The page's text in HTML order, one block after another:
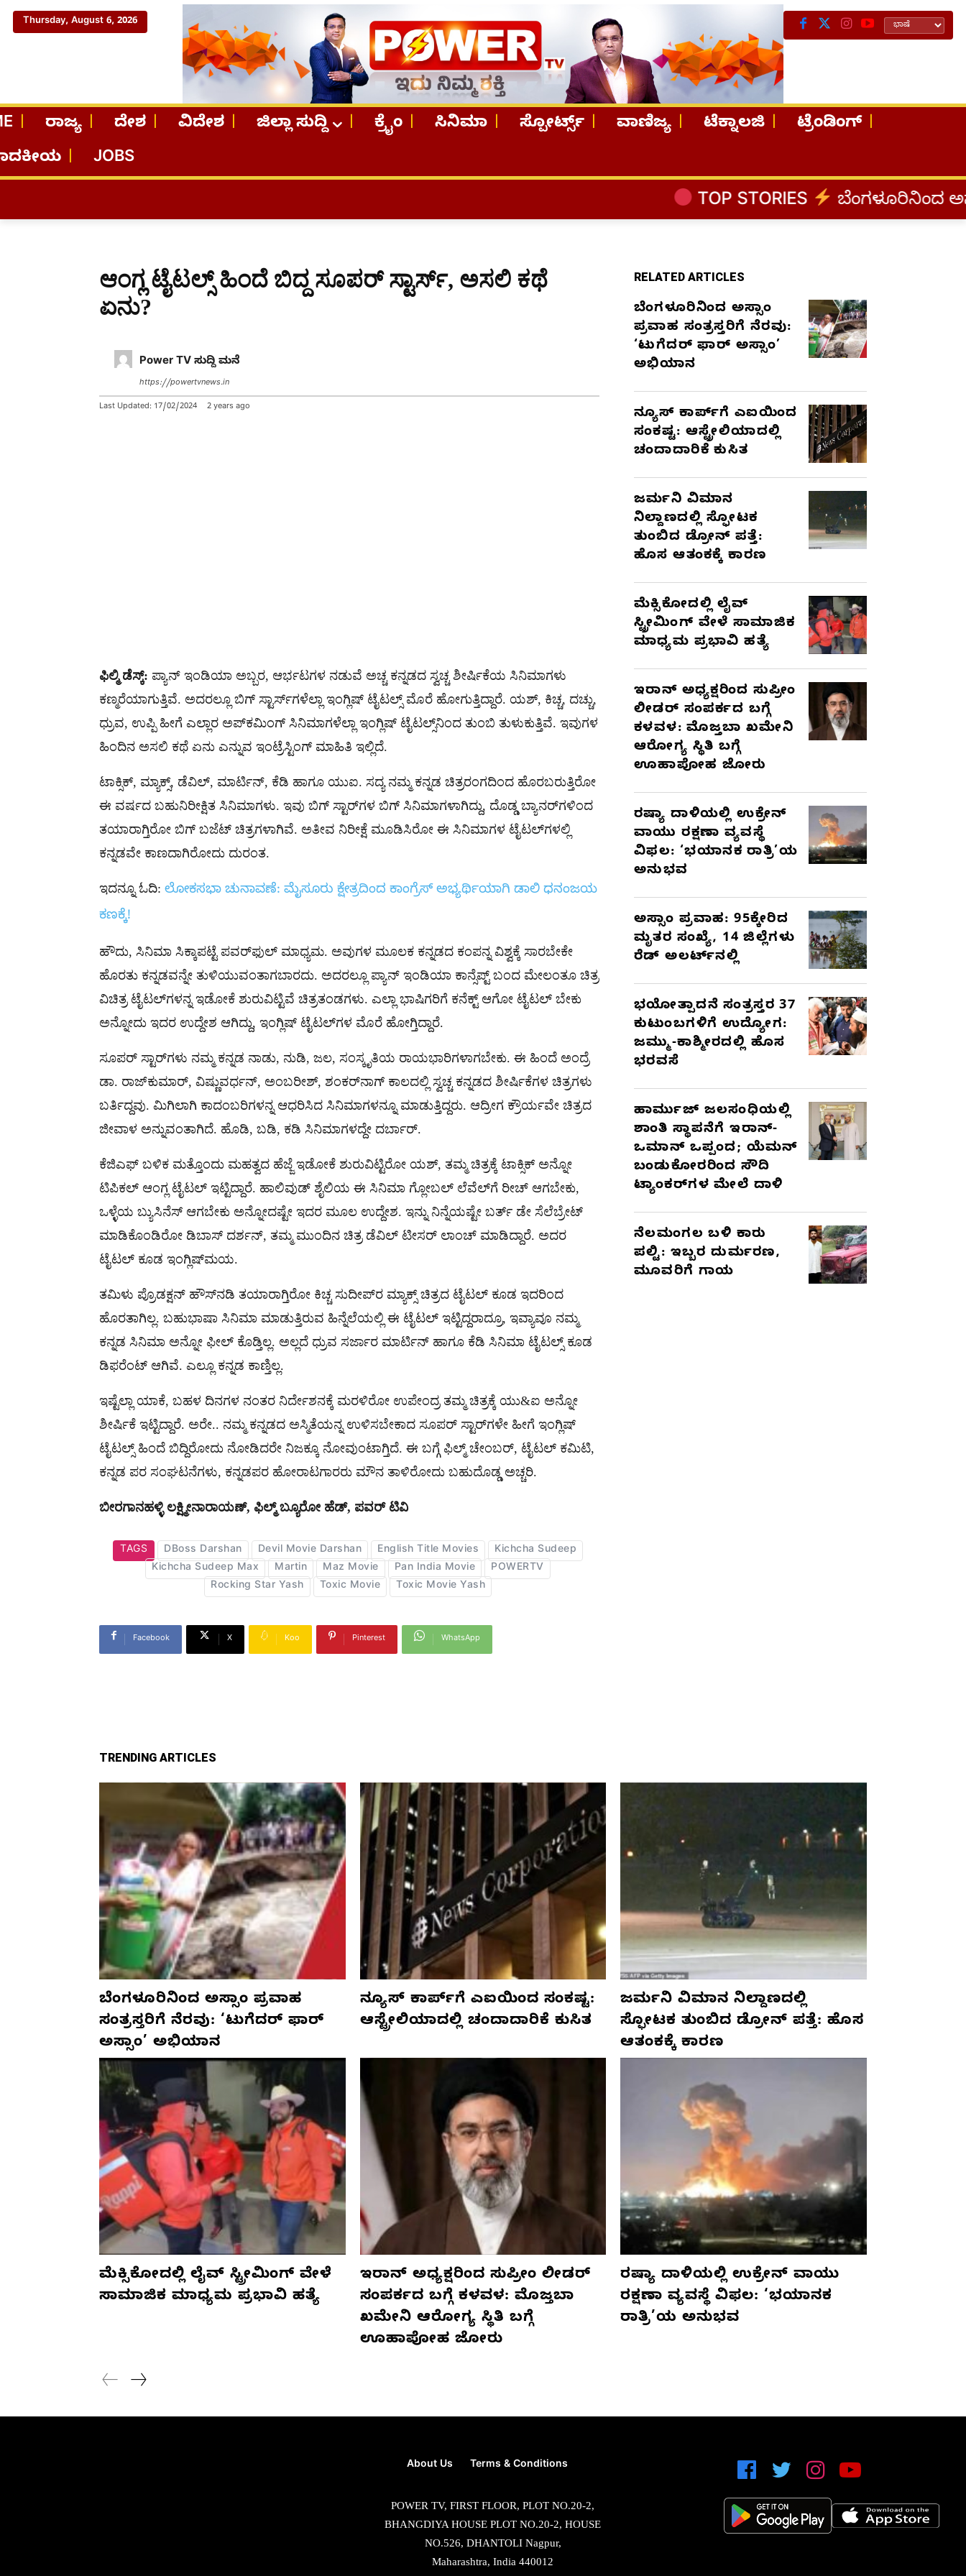
Thursday, August 6, 2026
ರಾಜ್ಯ ದೇಶ ವಿದೇಶ ಜಿಲ್ಲಾ ಸುದ್ದಿ ಕ್ರೈಂ ಸಿನಿಮಾ ಸ್ಪೋರ್ಟ್ಸ್ ವಾಣಿಜ್ಯ ಟೆಕ್ನಾಲಜಿ
ಟ್ರೆಂಡಿಂಗ್
JOBS
TOP STORIES ಬೆಂಗಳೂರಿನಿಂದ ಅಸ್ಸಾಂ ಪ್ರವಾಹ
ಆಂಗ್ಲ ಟೈಟಲ್ಸ್ ಹಿಂದೆ ಬಿದ್ದ ಸೂಪರ್ ಸ್ಟಾರ್ಸ್​, ಅಸಲಿ ಕಥೆ
ಏನು?
Power TV ಸುದ್ದಿ ಮನೆ
https://powertvnews.in
Last Updated: 17/02/2024 2 years ago
ಫಿಲ್ಮಿ ಡೆಸ್ಕ್​: ಪ್ಯಾನ್ ಇಂಡಿಯಾ ಅಬ್ಬರ, ಆರ್ಭಟಗಳ ನಡುವೆ ಅಚ್ಚ ಕನ್ನಡದ ಸ್ವಚ್ಚ ಶೀರ್ಷಿಕೆಯ ಸಿನಿಮಾಗಳು
ಕಣ್ಮರೆಯಾಗುತ್ತಿವೆ. ಅದರಲ್ಲೂ ಬಿಗ್ ಸ್ಟಾರ್ಸ್​ಗಳೆಲ್ಲಾ ಇಂಗ್ಲಿಷ್ ಟೈಟಲ್ಸ್ ಮೊರೆ ಹೋಗುತ್ತಿದ್ದಾರೆ. ಯಶ್, ಕಿಚ್ಚ, ದಚ್ಚು,
ಧ್ರುವ, ಉಪ್ಪಿ ಹೀಗೆ ಎಲ್ಲಾರ ಅಪ್​ಕಮಿಂಗ್ ಸಿನಿಮಾಗಳೆಲ್ಲಾ ಇಂಗ್ಲಿಷ್ ಟೈಟಲ್ಸ್​ನಿಂದ ತುಂಬಿ ತುಳುಕುತ್ತಿವೆ. ಇವುಗಳ
ಹಿಂದಿನ ಅಸಲಿ ಕಥೆ ಏನು ಎನ್ನುವ ಇಂಟ್ರೆಸ್ಟಿಂಗ್​ ಮಾಹಿತಿ ಇಲ್ಲಿದೆ.
ಟಾಕ್ಸಿಕ್, ಮ್ಯಾಕ್ಸ್, ಡೆವಿಲ್, ಮಾರ್ಟಿನ್, ಕೆಡಿ ಹಾಗೂ ಯುಐ. ಸದ್ಯ ನಮ್ಮ ಕನ್ನಡ ಚಿತ್ರರಂಗದಿಂದ ಹೊರಬರುತ್ತಿರೋ
ಈ ವರ್ಷದ ಬಹುನಿರೀಕ್ಷಿತ ಸಿನಿಮಾಗಳು. ಇವು ಬಿಗ್ ಸ್ಟಾರ್​ಗಳ ಬಿಗ್ ಸಿನಿಮಾಗಳಾಗಿದ್ದು, ದೊಡ್ಡ ಬ್ಯಾನರ್​​ಗಳಿಂದ
ತಯಾರಾಗ್ತಿರೋ ಬಿಗ್ ಬಜೆಟ್ ಚಿತ್ರಗಳಾಗಿವೆ. ಅತೀವ ನಿರೀಕ್ಷೆ ಮೂಡಿಸಿರೋ ಈ ಸಿನಿಮಾಗಳ ಟೈಟಲ್​​ಗಳಲ್ಲಿ
ಕನ್ನಡವೇ ಕಾಣದಾಗಿರೋದು ದುರಂತ.
ಇದನ್ನೂ ಓದಿ: ಲೋಕಸಭಾ ಚುನಾವಣೆ: ಮೈಸೂರು ಕ್ಷೇತ್ರದಿಂದ ಕಾಂಗ್ರೆಸ್‌ ಅಭ್ಯರ್ಥಿಯಾಗಿ ಡಾಲಿ ಧನಂಜಯ
ಕಣಕ್ಕೆ!
ಹೌದು, ಸಿನಿಮಾ ಸಿಕ್ಕಾಪಟ್ಟೆ ಪವರ್​ಫುಲ್ ಮಾಧ್ಯಮ. ಅವುಗಳ ಮೂಲಕ ಕನ್ನಡದ ಕಂಪನ್ನ ವಿಶ್ವಕ್ಕೆ ಸಾರಬೇಕೇ
ಹೊರತು ಕನ್ನಡವನ್ನೇ ತುಳಿಯುವಂತಾಗಬಾರದು. ಅದರಲ್ಲೂ ಪ್ಯಾನ್ ಇಂಡಿಯಾ ಕಾನ್ಸೆಪ್ಟ್​ ಬಂದ ಮೇಲಂತೂ ಚಿತ್ರ
ವಿಚಿತ್ರ ಟೈಟಲ್​​ಗಳನ್ನ ಇಡೋಕೆ ಶುರುವಿಟ್ಟಿವೆ ಚಿತ್ರತಂಡಗಳು. ಎಲ್ಲಾ ಭಾಷಿಗರಿಗೆ ಕನೆಕ್ಟ್ ಆಗೋ ಟೈಟಲ್ ಬೇಕು
ಅನ್ನೋದು ಇದರ ಉದ್ದೇಶ ಆಗಿದ್ದು, ಇಂಗ್ಲಿಷ್ ಟೈಟಲ್​​ಗಳ ಮೊರೆ ಹೋಗ್ತಿದ್ದಾರೆ.
ಸೂಪರ್ ಸ್ಟಾರ್​​ಗಳು ನಮ್ಮ ಕನ್ನಡ ನಾಡು, ನುಡಿ, ಜಲ, ಸಂಸ್ಕೃತಿಯ ರಾಯಭಾರಿಗಳಾಗಬೇಕು. ಈ ಹಿಂದೆ ಅಂದ್ರೆ
ಡಾ. ರಾಜ್​ಕುಮಾರ್, ವಿಷ್ಣುವರ್ಧನ್, ಅಂಬರೀಶ್, ಶಂಕರ್​ನಾಗ್ ಕಾಲದಲ್ಲಿ ಸ್ವಚ್ಚ ಕನ್ನಡದ ಶೀರ್ಷಿಕೆಗಳ ಚಿತ್ರಗಳು
ಬರ್ತಿದ್ದವು. ಮಿಗಿಲಾಗಿ ಕಾದಂಬರಿಗಳನ್ನ ಆಧರಿಸಿದ ಸಿನಿಮಾಗಳನ್ನೂ ಮಾಡುತ್ತಿದ್ದರು. ಆದ್ರೀಗ ಕ್ರೌರ್ಯವೇ ಚಿತ್ರದ
ಜೀವಾಳ ಅನ್ನುವಂತಾಗಿದೆ. ಹೊಡಿ, ಬಡಿ, ಕಡಿ ಸಿನಿಮಾಗಳದ್ದೇ ದರ್ಬಾರ್.
ಕೆಜಿಎಫ್ ಬಳಿಕ ಮತ್ತೊಂದು ಮಹತ್ವದ ಹೆಜ್ಜೆ ಇಡೋಕೆ ಶುರುವಿಟ್ಟಿರೋ ಯಶ್, ತಮ್ಮ ಚಿತ್ರಕ್ಕೆ ಟಾಕ್ಸಿಕ್ ಅನ್ನೋ
ಟಿಪಿಕಲ್ ಆಂಗ್ಲ ಟೈಟಲ್ ಇಟ್ಟಿದ್ದಾರೆ. ಹಾಲಿವುಡ್ ಶೈಲಿಯ ಈ ಸಿನಿಮಾ ಗ್ಲೋಬಲ್ ಲೆವೆಲ್​ಗೆ ರೀಚ್ ಆಗಬೇಕು,
ಒಳ್ಳೆಯ ಬ್ಯುಸಿನೆಸ್ ಆಗಬೇಕು ಅನ್ನೋದಷ್ಟೇ ಇದರ ಮೂಲ ಉದ್ದೇಶ. ಇನ್ನು ನಿನ್ನೆಯಷ್ಟೇ ಬರ್ತ್ ಡೇ ಸೆಲೆಬ್ರೇಟ್
ಮಾಡಿಕೊಂಡಿರೋ ಡಿಬಾಸ್ ದರ್ಶನ್, ತಮ್ಮ ಮುಂದಿನ ಚಿತ್ರ ಡೆವಿಲ್ ಟೀಸರ್ ಲಾಂಚ್ ಮಾಡಿದ್ದಾರೆ. ಅದರ
ಟೈಟಲ್ ಕೂಡ ಇಂಗ್ಲಿಷ್​​ಮಯ.
ತಮಿಳು ಪ್ರೊಡಕ್ಷನ್ ಹೌಸ್​​ನಡಿ ತಯಾರಾಗ್ತಿರೋ ಕಿಚ್ಚ ಸುದೀಪ್​ರ ಮ್ಯಾಕ್ಸ್ ಚಿತ್ರದ ಟೈಟಲ್ ಕೂಡ ಇದರಿಂದ
ಹೊರತಾಗಿಲ್ಲ. ಬಹುಭಾಷಾ ಸಿನಿಮಾ ಮಾಡುತ್ತಿರುವ ಹಿನ್ನೆಲೆಯಲ್ಲಿ ಈ ಟೈಟಲ್ ಇಟ್ಟಿದ್ದರಾದ್ರೂ, ಇವ್ಯಾವೂ ನಮ್ಮ
ಕನ್ನಡ ಸಿನಿಮಾ ಅನ್ನೋ ಫೀಲ್ ಕೊಡ್ತಿಲ್ಲ. ಅಲ್ಲದೆ ಧ್ರುವ ಸರ್ಜಾರ ಮಾರ್ಟಿನ್ ಹಾಗೂ ಕೆಡಿ ಸಿನಿಮಾ ಟೈಟಲ್ಸ್ ಕೂಡ
ಡಿಫರೆಂಟ್ ಆಗಿವೆ. ಎಲ್ಲೂ ಕನ್ನಡ ಕಾಣ್ತಿಲ್ಲ.
ಇಷ್ಟೆಲ್ಲಾ ಯಾಕೆ, ಬಹಳ ದಿನಗಳ ನಂತರ ನಿರ್ದೇಶನಕ್ಕೆ ಮರಳಿರೋ ಉಪೇಂದ್ರ ತಮ್ಮ ಚಿತ್ರಕ್ಕೆ ಯು&ಐ ಅನ್ನೋ
ಶೀರ್ಷಿಕೆ ಇಟ್ಟಿದ್ದಾರೆ. ಅರೇ.. ನಮ್ಮ ಕನ್ನಡದ ಅಸ್ಮಿತೆಯನ್ನ ಉಳಿಸಬೇಕಾದ ಸೂಪರ್ ಸ್ಟಾರ್​ಗಳೇ ಹೀಗೆ ಇಂಗ್ಲಿಷ್
ಟೈಟಲ್ಸ್ ಹಿಂದೆ ಬಿದ್ದಿರೋದು ನೋಡಿದರೇ ನಿಜಕ್ಕೂ ನೋವುಂಟಾಗ್ತಿದೆ. ಈ ಬಗ್ಗೆ ಫಿಲ್ಮ್ ಚೇಂಬರ್, ಟೈಟಲ್ ಕಮಿಟಿ,
ಕನ್ನಡ ಪರ ಸಂಘಟನೆಗಳು, ಕನ್ನಡಪರ ಹೋರಾಟಗಾರರು ಮೌನ ತಾಳಿರೋದು ಬಹುದೊಡ್ಡ ಅಚ್ಚರಿ.
ಬೀರಗಾನಹಳ್ಳಿ ಲಕ್ಷ್ಮೀನಾರಾಯಣ್, ಫಿಲ್ಮ್ ಬ್ಯೂರೋ ಹೆಡ್, ಪವರ್ ಟಿವಿ
TAGS DBoss Darshan Devil Movie Darshan English Title Movies
Kichcha Sudeep
Kichcha Sudeep Max
Martin Maz Movie Pan India Movie
POWERTV
Rocking Star Yash
Toxic Movie Toxic Movie Yash
Facebook X Koo Pinterest WhatsApp
RELATED ARTICLES
ಬೆಂಗಳೂರಿನಿಂದ ಅಸ್ಸಾಂ
ಪ್ರವಾಹ ಸಂತ್ರಸ್ತರಿಗೆ ನೆರವು:
‘ಟುಗೆದರ್ ಫಾರ್ ಅಸ್ಸಾಂ’
ಅಭಿಯಾನ
ನ್ಯೂಸ್ ಕಾರ್ಪ್‌ಗೆ ಎಐಯಿಂದ
ಸಂಕಷ್ಟ: ಆಸ್ಟ್ರೇಲಿಯಾದಲ್ಲಿ
ಚಂದಾದಾರಿಕೆ ಕುಸಿತ
ಜರ್ಮನಿ ವಿಮಾನ
ನಿಲ್ದಾಣದಲ್ಲಿ ಸ್ಫೋಟಕ
ತುಂಬಿದ ಡ್ರೋನ್ ಪತ್ತೆ:
ಹೊಸ ಆತಂಕಕ್ಕೆ ಕಾರಣ
ಮೆಕ್ಸಿಕೋದಲ್ಲಿ ಲೈವ್
ಸ್ಟ್ರೀಮಿಂಗ್ ವೇಳೆ ಸಾಮಾಜಿಕ
ಮಾಧ್ಯಮ ಪ್ರಭಾವಿ ಹತ್ಯೆ
ಇರಾನ್ ಅಧ್ಯಕ್ಷರಿಂದ ಸುಪ್ರೀಂ
ಲೀಡರ್ ಸಂಪರ್ಕದ ಬಗ್ಗೆ
ಕಳವಳ: ಮೊಜ್ತಬಾ ಖಮೇನಿ
ಆರೋಗ್ಯ ಸ್ಥಿತಿ ಬಗ್ಗೆ
ಊಹಾಪೋಹ ಜೋರು
ರಷ್ಯಾ ದಾಳಿಯಲ್ಲಿ ಉಕ್ರೇನ್
ವಾಯು ರಕ್ಷಣಾ ವ್ಯವಸ್ಥೆ
ವಿಫಲ: ‘ಭಯಾನಕ ರಾತ್ರಿ’ಯ
ಅನುಭವ
ಅಸ್ಸಾಂ ಪ್ರವಾಹ: 95ಕ್ಕೇರಿದ
ಮೃತರ ಸಂಖ್ಯೆ, 14 ಜಿಲ್ಲೆಗಳು
ರೆಡ್ ಅಲರ್ಟ್‌ನಲ್ಲಿ
ಭಯೋತ್ಪಾದನೆ ಸಂತ್ರಸ್ತರ 37
ಕುಟುಂಬಗಳಿಗೆ ಉದ್ಯೋಗ:
ಜಮ್ಮು-ಕಾಶ್ಮೀರದಲ್ಲಿ ಹೊಸ
ಭರವಸೆ
ಹಾರ್ಮುಜ್ ಜಲಸಂಧಿಯಲ್ಲಿ
ಶಾಂತಿ ಸ್ಥಾಪನೆಗೆ ಇರಾನ್-
ಒಮಾನ್ ಒಪ್ಪಂದ; ಯೆಮನ್
ಬಂಡುಕೋರರಿಂದ ಸೌದಿ
ಟ್ಯಾಂಕರ್‌ಗಳ ಮೇಲೆ ದಾಳಿ
ನೆಲಮಂಗಲ ಬಳಿ ಕಾರು
ಪಲ್ಟಿ: ಇಬ್ಬರ ದುರ್ಮರಣ,
ಮೂವರಿಗೆ ಗಾಯ
TRENDING ARTICLES
ಬೆಂಗಳೂರಿನಿಂದ ಅಸ್ಸಾಂ ಪ್ರವಾಹ
ಸಂತ್ರಸ್ತರಿಗೆ ನೆರವು: ‘ಟುಗೆದರ್ ಫಾರ್
ಅಸ್ಸಾಂ’ ಅಭಿಯಾನ
ನ್ಯೂಸ್ ಕಾರ್ಪ್‌ಗೆ ಎಐಯಿಂದ ಸಂಕಷ್ಟ:
ಆಸ್ಟ್ರೇಲಿಯಾದಲ್ಲಿ ಚಂದಾದಾರಿಕೆ ಕುಸಿತ
ಜರ್ಮನಿ ವಿಮಾನ ನಿಲ್ದಾಣದಲ್ಲಿ
ಸ್ಫೋಟಕ ತುಂಬಿದ ಡ್ರೋನ್ ಪತ್ತೆ: ಹೊಸ
ಆತಂಕಕ್ಕೆ ಕಾರಣ
ಮೆಕ್ಸಿಕೋದಲ್ಲಿ ಲೈವ್ ಸ್ಟ್ರೀಮಿಂಗ್ ವೇಳೆ
ಸಾಮಾಜಿಕ ಮಾಧ್ಯಮ ಪ್ರಭಾವಿ ಹತ್ಯೆ
ಇರಾನ್ ಅಧ್ಯಕ್ಷರಿಂದ ಸುಪ್ರೀಂ ಲೀಡರ್
ಸಂಪರ್ಕದ ಬಗ್ಗೆ ಕಳವಳ: ಮೊಜ್ತಬಾ
ಖಮೇನಿ ಆರೋಗ್ಯ ಸ್ಥಿತಿ ಬಗ್ಗೆ
ಊಹಾಪೋಹ ಜೋರು
ರಷ್ಯಾ ದಾಳಿಯಲ್ಲಿ ಉಕ್ರೇನ್ ವಾಯು
ರಕ್ಷಣಾ ವ್ಯವಸ್ಥೆ ವಿಫಲ: ‘ಭಯಾನಕ
ರಾತ್ರಿ’ಯ ಅನುಭವ
About Us Terms & Conditions
POWER TV, FIRST FLOOR, PLOT NO.20-2,
BHANGDIYA HOUSE PLOT NO.20-2, HOUSE
NO.526, DHANTOLI Nagpur,
Maharashtra, India 440012